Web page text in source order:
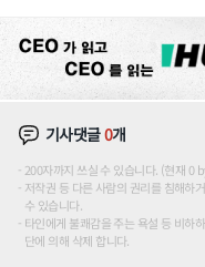
기사댓글0개
200자까지 쓰실 수 있습니다. (현재 0
저작권 등 다른 사람의 권리를 침해하
수 있습니다.
타인에게 불쾌감을 주는 욕설 등 비하
단에 의해 삭제 합니다.